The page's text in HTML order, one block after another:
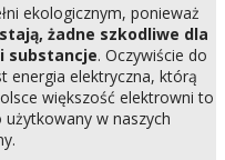
ekologicznym, ponieważ
żadne szkodliwe dla
substancje. Oczywiście do
energia elektryczna, którą
większość elektrowni to
w naszych